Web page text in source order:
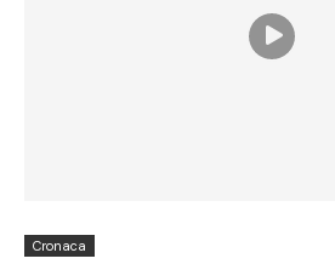
Cronaca